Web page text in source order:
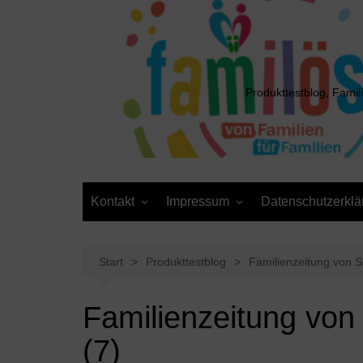
Produkttestblog,
Kontakt Impressum
Start Produkttestblog Familienzeitung von
Familienzeitung
(7)